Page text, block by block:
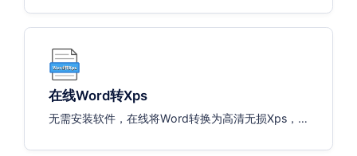
在线Word转Xps
无需安装软件，在线将Word转换为高清无损Xps，